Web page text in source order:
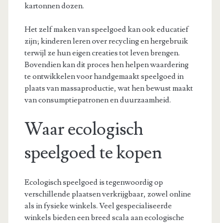
kartonnen dozen.
Het zelf maken van speelgoed kan ook educatief
zijn; kinderen leren over recycling en hergebruik
terwijl ze hun eigen creaties tot leven brengen.
Bovendien kan dit proces hen helpen waardering
te ontwikkelen voor handgemaakt speelgoed in
plaats van massaproductie, wat hen bewust maakt
van consumptiepatronen en duurzaamheid.
Waar ecologisch
speelgoed te kopen
Ecologisch speelgoed is tegenwoordig op
verschillende plaatsen verkrijgbaar, zowel online
als in fysieke winkels. Veel gespecialiseerde
winkels bieden een breed scala aan ecologische